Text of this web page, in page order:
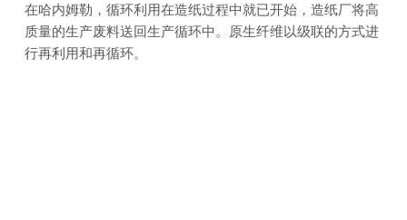
在哈内姆勒，循环利用在造纸过程中就已开始，造纸厂将高
质量的生产废料送回生产循环中。原生纤维以级联的方式进
行再利用和再循环。